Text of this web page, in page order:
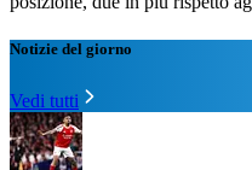
Notizie del giorno
Vedi tutti